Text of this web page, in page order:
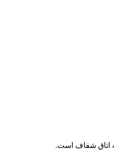
اتاق شفاف است.